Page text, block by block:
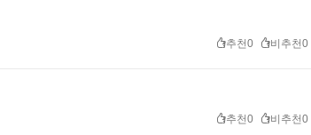
추천0 비추천0
추천0 비추천0